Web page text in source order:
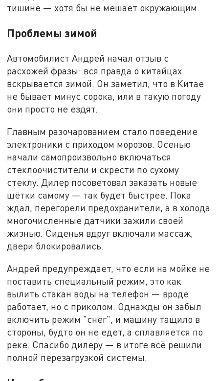
тишине — хотя бы не мешает окружающим.
Проблемы зимой
Автомобилист Андрей начал отзыв с
расхожей фразы: вся правда о китайцах
вскрывается зимой. Он заметил, что в Китае
не бывает минус сорока, или в такую погоду
они просто не ездят.
Главным разочарованием стало поведение
электроники с приходом морозов. Осенью
начали самопроизвольно включаться
стеклоочистители и скрести по сухому
стеклу. Дилер посоветовал заказать новые
щётки самому — так будет быстрее. Пока
ждал, перегорели предохранители, а в холода
многочисленные датчики зажили своей
жизнью. Сиденья вдруг включали массаж,
двери блокировались.
Андрей предупреждает, что если на мойке не
поставить специальный режим, это как
вылить стакан воды на телефон — вроде
работает, но с приколом. Однажды он забыл
включить режим "снег", и машину тащило в
стороны, будто он не едет, а сплавляется по
реке. Спасибо дилеру — в итоге всё решили
полной перезагрузкой системы.